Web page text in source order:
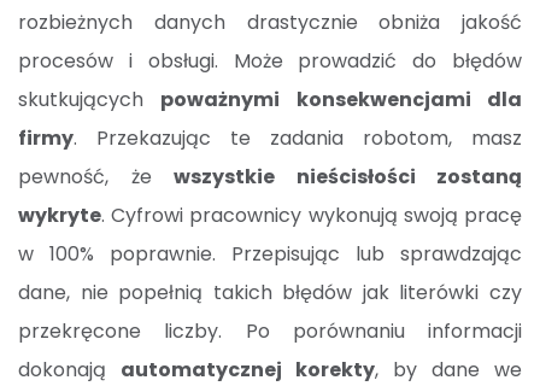
rozbieżnych danych drastycznie obniża jakość
procesów i obsługi. Może prowadzić do błędów
skutkujących poważnymi konsekwencjami dla
firmy. Przekazując te zadania robotom, masz
pewność, że wszystkie nieścisłości zostaną
wykryte. Cyfrowi pracownicy wykonują swoją pracę
w 100% poprawnie. Przepisując lub sprawdzając
dane, nie popełnią takich błędów jak literówki czy
przekręcone liczby. Po porównaniu informacji
dokonają automatycznej korekty, by dane we